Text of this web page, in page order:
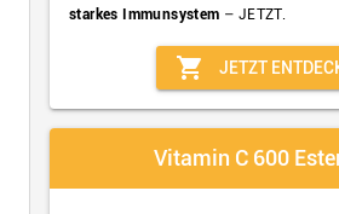
starkes Immunsystem – JETZT.
shopping_cart JETZT
Vitamin C 600